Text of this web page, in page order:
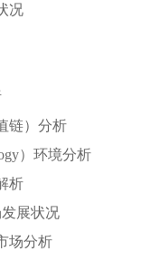
况
链）分析
）环境分析
析
展状况
场分析